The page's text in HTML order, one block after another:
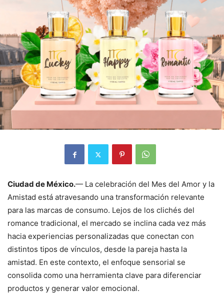
Ciudad de México.— La celebración del Mes del Amor y la
Amistad está atravesando una transformación relevante
para las marcas de consumo. Lejos de los clichés del
romance tradicional, el mercado se inclina cada vez más
hacia experiencias personalizadas que conectan con
distintos tipos de vínculos, desde la pareja hasta la
amistad. En este contexto, el enfoque sensorial se
consolida como una herramienta clave para diferenciar
productos y generar valor emocional.